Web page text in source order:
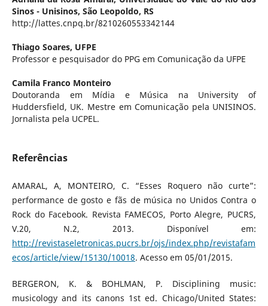
Sinos - Unisinos, São Leopoldo, RS
http://lattes.cnpq.br/8210260553342144
Thiago Soares, UFPE
Professor e pesquisador do PPG em Comunicação da UFPE
Camila Franco Monteiro
Doutoranda em Mídia e Música na University of
Huddersfield, UK. Mestre em Comunicação pela UNISINOS.
Jornalista pela UCPEL.
Referências
AMARAL, A, MONTEIRO, C. “Esses Roquero não curte”:
performance de gosto e fãs de música no Unidos Contra o
Rock do Facebook. Revista FAMECOS, Porto Alegre, PUCRS,
V.20, N.2, 2013. Disponível em:
http://revistaseletronicas.pucrs.br/ojs/index.php/revistafam
ecos/article/view/15130/10018. Acesso em 05/01/2015.
BERGERON, K. & BOHLMAN, P. Disciplining music:
musicology and its canons 1st ed. Chicago/United States: